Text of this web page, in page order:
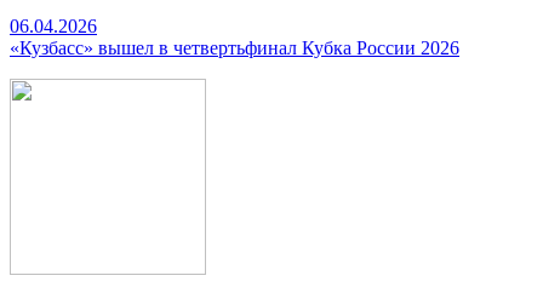
06.04.2026
«Кузбасс» вышел в четвертьфинал Кубка России 2026